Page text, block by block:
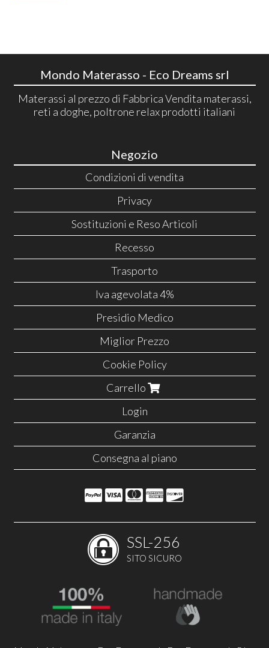
Mondo Materasso - Eco Dreams srl
Materassi al prezzo di Fabbrica Vendita materassi,
reti a doghe, poltrone relax prodotti italiani
Negozio
Condizioni di vendita
Privacy
Sostituzioni e Reso Articoli
Recesso
Trasporto
Iva agevolata 4%
Presidio Medico
Miglior Prezzo
Cookie Policy
Carrello
Login
Garanzia
Consegna al piano
SSL-256
SITO SICURO